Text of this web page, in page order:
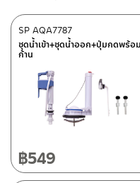
After Sales Service
662/61-62 Rama 3
Tel: 02-358-0080 / 080-
–Lazada
ติดต่อพนักงานขาย /
Tel: 02-285-5795
LINE:@charnpaiboon.sales
ชุดน้ำเข้า+ชุดน้ำออก+ปุ่มกดพร้อม
ก้าน
SP AQA7787
฿549